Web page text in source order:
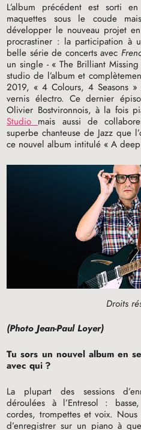
L’album précédent est sorti
maquettes sous le coude
développer le nouveau projet
procrastiner : la participation à
belle série de concerts avec
un single - « The Brilliant
studio de l’album et
2019, « 4 Colours, 4 Seasons »
vernis électro. Ce dernier
Olivier Bostvironnois, à la fois
Studiomais aussi de
superbe chanteuse de Jazz que
ce nouvel album intitulé « A
Droits
(Photo Jean-Paul Loyer)
Tu sors un nouvel album en
avec qui ?
La plupart des sessions
déroulées à l’Entresol :
cordes, trompettes et voix.
d’enregistrer sur un piano à